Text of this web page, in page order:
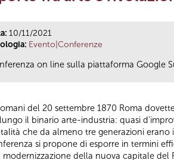
10/11/2021
Evento|Conferenze
on line sulla piattaforma Google
del 20 settembre 1870 Roma
il binario arte-industria: quasi
che da almeno tre generazioni erano
si propone di esporre in termini
modernizzazione della nuova capitale del